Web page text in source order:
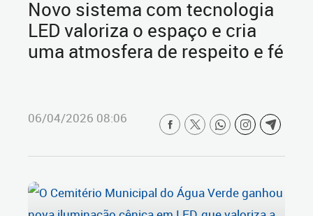
Novo sistema com tecnologia
LED valoriza o espaço e cria
uma atmosfera de respeito e fé
06/04/2026 08:06